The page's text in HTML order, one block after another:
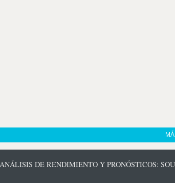
ANÁLISIS DE RENDIMIENTO Y PRONÓSTICOS: